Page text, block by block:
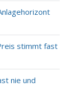
stimmt fast
nie und